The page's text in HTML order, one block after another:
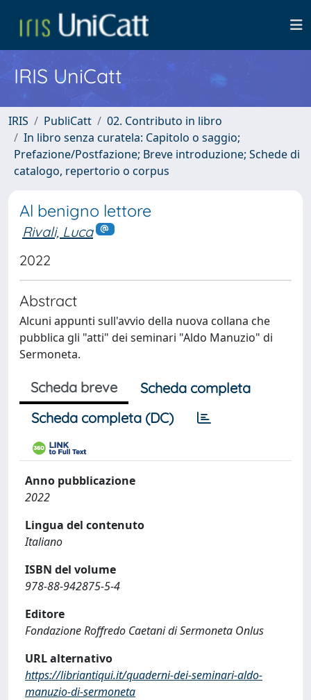
IRIS UniCatt
IRIS PubliCatt
02. Contributo in libro
In libro senza curatela: Capitolo o saggio;
Prefazione/Postfazione; Breve introduzione; Schede di
catalogo, repertorio o corpus
Al benigno lettore
Rivali, Luca
2022
Abstract
Alcuni appunti sull'avvio della nuova collana che
pubblica gli "atti" dei seminari "Aldo Manuzio" di
Sermoneta.
Scheda breve
Scheda completa
Scheda completa (DC)
Anno pubblicazione
2022
Lingua del contenuto
Italiano
ISBN del volume
978-88-942875-5-4
Editore
Fondazione Roffredo Caetani di Sermoneta Onlus
URL alternativo
https://libriantiqui.it/quaderni-dei-seminari-aldo-
manuzio-di-sermoneta